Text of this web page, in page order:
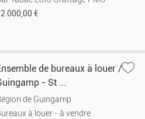
000,00 €
de bureaux à louer /
- St ...
de Guingamp
à louer - à vendre